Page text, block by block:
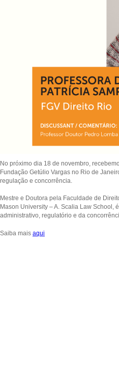
No próximo dia 18 de novembro,
Fundação Getúlio Vargas no Rio de
regulação e concorrência.
Mestre e Doutora pela Faculdade de
Mason University – A. Scalia Law School,
administrativo, regulatório e da
Saiba mais aqui